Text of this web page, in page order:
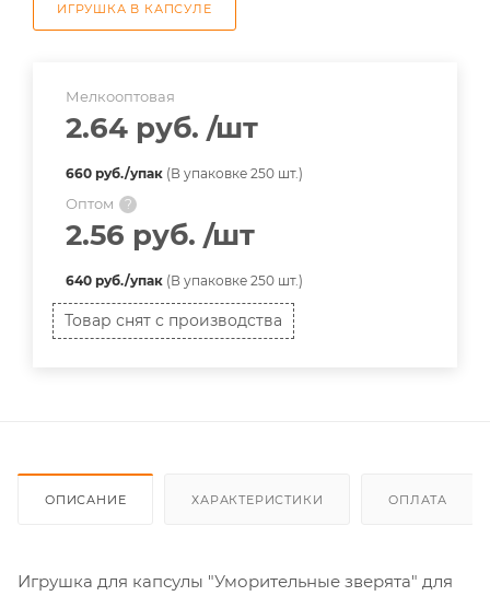
ИГРУШКА В КАПСУЛЕ
Мелкооптовая
2.64 руб. /шт
660 руб./упак (В упаковке 250 шт.)
Оптом ?
2.56 руб. /шт
640 руб./упак (В упаковке 250 шт.)
Товар снят с производства
ОПИСАНИЕ ХАРАКТЕРИСТИКИ ОПЛАТА
Игрушка для капсулы "Уморительные зверята" для